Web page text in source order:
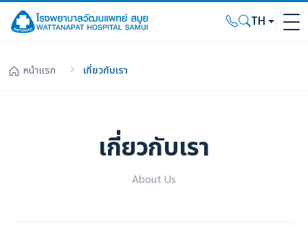
TH
หน้าแรก เกี่ยวกับเรา
เกี่ยวกับเรา
About Us